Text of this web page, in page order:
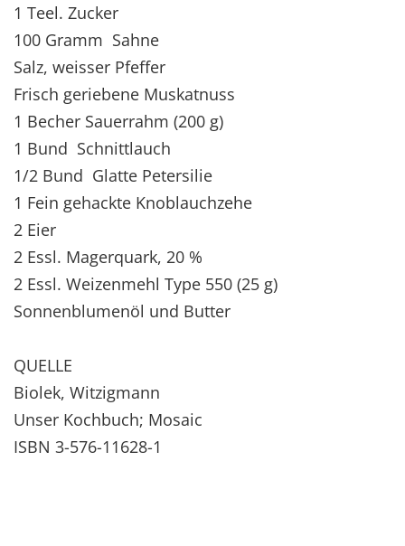
1 Teel. Zucker
100 Gramm Sahne
Salz, weisser Pfeffer
Frisch geriebene Muskatnuss
1 Becher Sauerrahm (200 g)
1 Bund Schnittlauch
1/2 Bund Glatte Petersilie
1 Fein gehackte Knoblauchzehe
2 Eier
2 Essl. Magerquark, 20 %
2 Essl. Weizenmehl Type 550 (25 g)
Sonnenblumenöl und Butter
QUELLE
Biolek, Witzigmann
Unser Kochbuch; Mosaic
ISBN 3-576-11628-1